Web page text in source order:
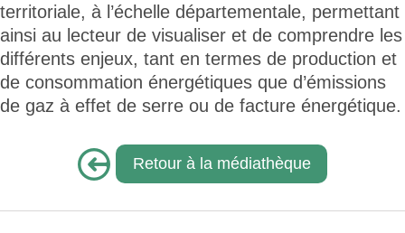
territoriale, à l’échelle départementale, permettant
ainsi au lecteur de visualiser et de comprendre les
différents enjeux, tant en termes de production et
de consommation énergétiques que d’émissions
de gaz à effet de serre ou de facture énergétique.
Retour à la médiathèque